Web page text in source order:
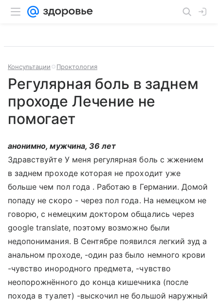
Консультации Проктология
Регулярная боль в заднем
проходе Лечение не
помогает
анонимно, мужчина, 36 лет
Здравствуйте У меня регулярная боль с жжением
в заднем проходе которая не проходит уже
больше чем пол года . Работаю в Германии. Домой
попаду не скоро - через пол года. На немецком не
говорю, c немецким доктором общались через
google translate, поэтому возможно были
недопонимания. В Сентябре появился легкий зуд а
анальном проходе, -один раз было немного крови
-чувство инородного предмета, -чувство
неопорожнённого до конца кишечника (после
похода в туалет) -выскочил не большой наружный